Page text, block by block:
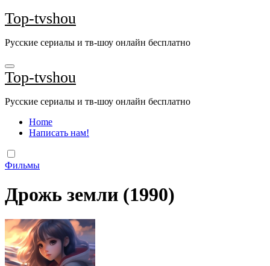
Перейти
к
Top-tvshou
Русские сериалы и тв-шоу онлайн бесплатно
Top-tvshou
Русские сериалы и тв-шоу онлайн бесплатно
Home
Написать нам!
Фильмы
Дрожь земли (1990)